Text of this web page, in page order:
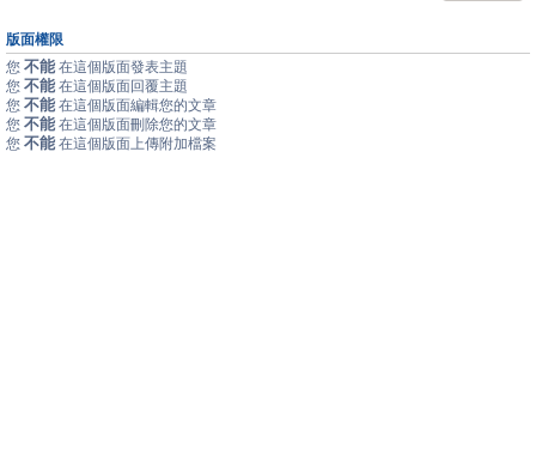
版面權限
您 不能 在這個版面發表主題
您 不能 在這個版面回覆主題
您 不能 在這個版面編輯您的文章
您 不能 在這個版面刪除您的文章
您 不能 在這個版面上傳附加檔案